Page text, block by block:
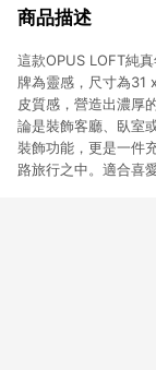
商品描述
這款OPUS LOFT純
牌為靈感，尺寸為31
皮質感，營造出濃厚
論是裝飾客廳、臥室
裝飾功能，更是一件
路旅行之中。適合喜